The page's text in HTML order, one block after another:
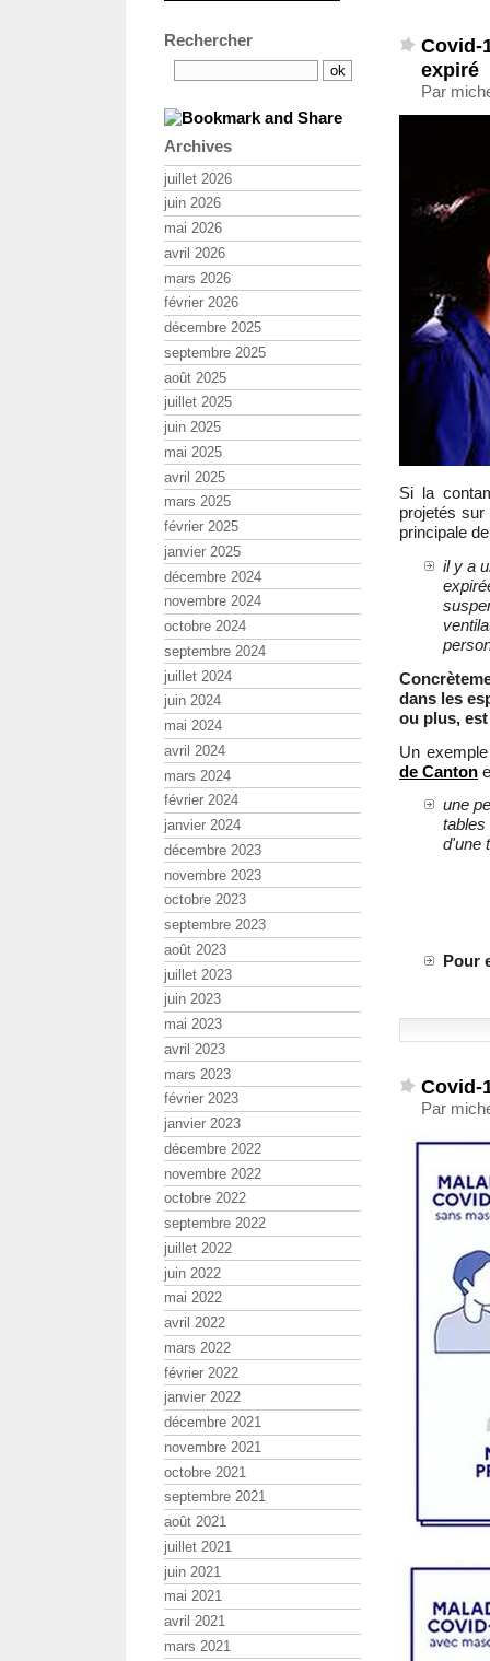
Covid-
expiré
Par
Si la
projetés sur
principale
il y a
dans les
ou plus,
Un
de Canton
une
tables
d'une
Pour
Covid-
Par
Rechercher
Archives
juillet 2026
juin 2026
mai 2026
avril 2026
mars 2026
février 2026
décembre 2025
septembre 2025
août 2025
juillet 2025
juin 2025
mai 2025
avril 2025
mars 2025
février 2025
janvier 2025
décembre 2024
novembre 2024
octobre 2024
septembre 2024
juillet 2024
juin 2024
mai 2024
avril 2024
mars 2024
février 2024
janvier 2024
décembre 2023
novembre 2023
octobre 2023
septembre 2023
août 2023
juillet 2023
juin 2023
mai 2023
avril 2023
mars 2023
février 2023
janvier 2023
décembre 2022
novembre 2022
octobre 2022
septembre 2022
juillet 2022
juin 2022
mai 2022
avril 2022
mars 2022
février 2022
janvier 2022
décembre 2021
novembre 2021
octobre 2021
septembre 2021
août 2021
juillet 2021
juin 2021
mai 2021
avril 2021
mars 2021